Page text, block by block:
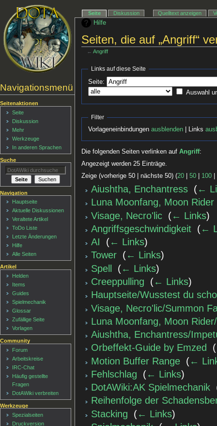
Hilfe
Seiten, die auf „Angriff“
← Angriff
Links auf diese Seite
Seite:
Auswahl
Filter
Vorlageneinbindungen ausblenden| Links
Die folgenden Seiten verlinken aufAngriff:
Angezeigt werden 25 Einträge.
Zeige (vorherige 50 | nächste 50) (20 |50 100
Aiushtha, Enchantress (←
Luna Moonfang, Moon Rider
Visage, Necro'lic (← Links)
Angriffsgeschwindigkeit (←
AI
(← Links)
Tower (← Links)
Spell
(← Links)
Creeppulling
(← Links)
Hauptseite/Wusstest du
Visage, Necro'lic/Summon
Luna Moonfang, Moon
Aiushtha, Enchantress/
Orbeffekt-Guide by Emzed
(
Motion Buffer Range (←
Fehlschlag
(← Links)
DotAWiki:AK Spielmechanik
Reihenfolge der
Stacking
(← Links)
Navigationsmenü
Seite Diskussion Quelltext anzeigen
Seitenaktionen
Seite
Diskussion
Mehr
Werkzeuge
In anderen Sprachen
Suche
Navigation
Hauptseite
Aktuelle Diskussionen
Veraltete Artikel
ToDo Liste
Letzte Änderungen
Hilfe
Alle Seiten
Artikel
Helden
Items
Guides
Spielmechanik
Glossar
Zufällige Seite
Vorlagen
Community
Forum
Arbeitskreise
IRC-Chat
Häufig gestellte
Fragen
DotAWiki verbreiten
Werkzeuge
Spezialseiten
Druckversion